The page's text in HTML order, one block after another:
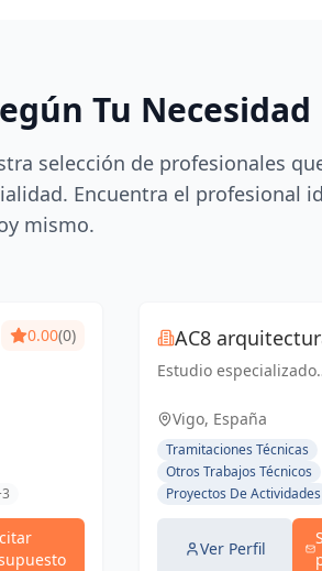
Tu Necesidad
selección de profesionales
Encuentra el profesional
mismo.
0.00(0) AC8
Estudio especializado
de locales a vivienda o
apartamento turístico.
Vigo, España
Tramitaciones Técnicas
Otros Trabajos Técnicos
Proyectos De Actividades
Ver Perfil